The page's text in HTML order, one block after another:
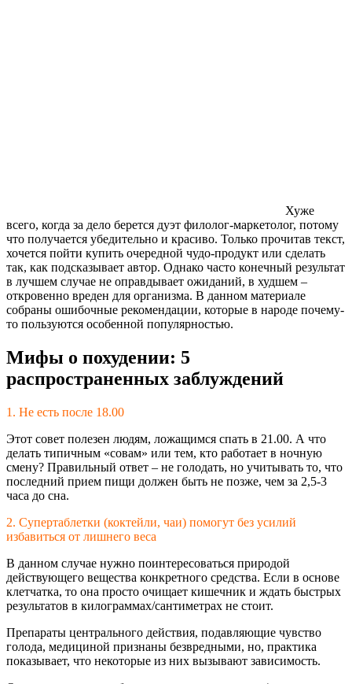
Хуже
всего, когда за дело берется дуэт филолог-маркетолог, потому
что получается убедительно и красиво. Только прочитав текст,
хочется пойти купить очередной чудо-продукт или сделать
так, как подсказывает автор. Однако часто конечный результат
в лучшем случае не оправдывает ожиданий, в худшем –
откровенно вреден для организма. В данном материале
собраны ошибочные рекомендации, которые в народе почему-
то пользуются особенной популярностью.
Мифы о похудении: 5
распространенных заблуждений
1. Не есть после 18.00
Этот совет полезен людям, ложащимся спать в 21.00. А что
делать типичным «совам» или тем, кто работает в ночную
смену? Правильный ответ – не голодать, но учитывать то, что
последний прием пищи должен быть не позже, чем за 2,5-3
часа до сна.
2. Супертаблетки (коктейли, чаи) помогут без усилий
избавиться от лишнего веса
В данном случае нужно поинтересоваться природой
действующего вещества конкретного средства. Если в основе
клетчатка, то она просто очищает кишечник и ждать быстрых
результатов в килограммах/сантиметрах не стоит.
Препараты центрального действия, подавляющие чувство
голода, медициной признаны безвредными, но, практика
показывает, что некоторые из них вызывают зависимость.